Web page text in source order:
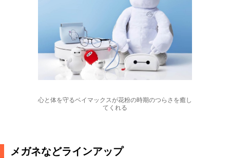
心と体を守るベイマックスが花粉の時期のつらさを癒し
てくれる
メガネなどラインアップ